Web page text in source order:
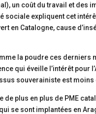
un coût du travail et
expliquent cet
en Catalogne, cause
la poudre ces
qui éveille l’intérêt pour
souverainiste est
plus en plus de PME
se sont implantées en